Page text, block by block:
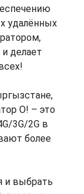
удалённых
делает
О! – это
3G/2G в
более
и выбрать